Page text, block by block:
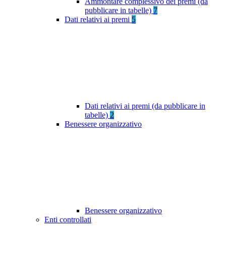
pubblicare in tabelle) 7
Dati relativi ai premi 5
Dati relativi ai premi (da pubblicare in
tabelle) 2
Benessere organizzativo
Benessere organizzativo
Enti controllati